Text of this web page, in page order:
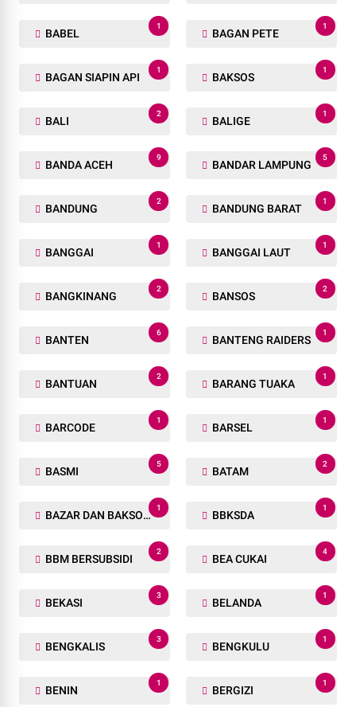
BABEL
1
BAGAN PETE
1
BAGAN SIAPIN API
1
BAKSOS
1
BALI
2
BALIGE
1
BANDA ACEH
9
BANDAR LAMPUNG
5
BANDUNG
2
BANDUNG BARAT
1
BANGGAI
1
BANGGAI LAUT
1
BANGKINANG
2
BANSOS
2
BANTEN
6
BANTENG RAIDERS
1
BANTUAN
2
BARANG TUAKA
1
BARCODE
1
BARSEL
1
BASMI
5
BATAM
2
BAZAR DAN BAKSOS RAMADHAN
1
BBKSDA
1
BBM BERSUBSIDI
2
BEA CUKAI
4
BEKASI
3
BELANDA
1
BENGKALIS
3
BENGKULU
1
BENIN
1
BERGIZI
1